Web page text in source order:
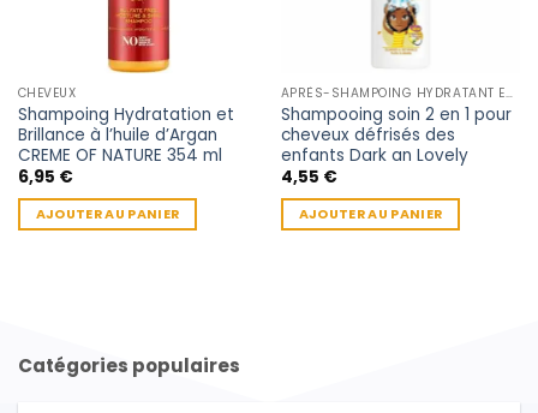
CHEVEUX
Shampoing Hydratation et
Brillance à l’huile d’Argan
CREME OF NATURE 354 ml
6,95 €
AJOUTER AU PANIER
APRÈS-SHAMPOING HYDRATANT ENFANT
Shampooing soin 2 en 1 pour
cheveux défrisés des
enfants Dark an Lovely
4,55 €
AJOUTER AU PANIER
Catégories populaires